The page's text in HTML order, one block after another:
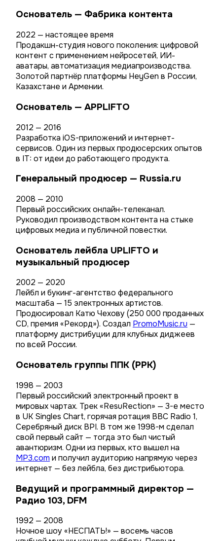
Основатель — Фабрика контента
2022 — настоящее время
Продакшн-студия нового поколения: цифровой
контент с применением нейросетей, ИИ-
аватары, автоматизация медиапроизводства.
Золотой партнёр платформы HeyGen в России,
Казахстане и Армении.
Основатель — APPLIFTO
2012 — 2016
Разработка iOS-приложений и интернет-
сервисов. Один из первых продюсерских опытов
в IT: от идеи до работающего продукта.
Генеральный продюсер — Russia.ru
2008 — 2010
Первый российских онлайн-телеканал.
Руководил производством контента на стыке
цифровых медиа и публичной повестки.
Основатель лейбла UPLIFTO и
музыкальный продюсер
2002 — 2020
Лейбл и букинг-агентство федерального
масштаба — 15 электронных артистов.
Продюсировал Катю Чехову (250 000 проданных
CD, премия «Рекорд»). Создал PromoMusic.ru —
платформу дистрибуции для клубных диджеев
по всей России.
Основатель группы ППК (PPK)
1998 — 2003
Первый российский электронный проект в
мировых чартах. Трек «ResuRection» — 3-е место
в UK Singles Chart, горячая ротация BBC Radio 1,
Серебряный диск BPI. В том же 1998-м сделал
свой первый сайт — тогда это был чистый
авантюризм. Одни из первых, кто вышел на
MP3.com и получил аудиторию напрямую через
интернет — без лейбла, без дистрибьютора.
Ведущий и программный директор —
Радио 103, DFM
1992 — 2008
Ночное шоу «НЕСПАТЬ!» — восемь часов